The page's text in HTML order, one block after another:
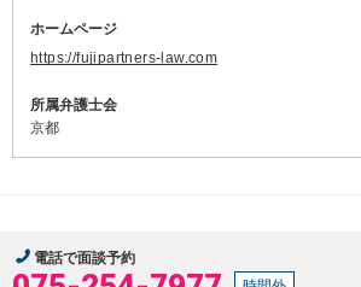
ホームページ
https://fujipartners-law.com
所属弁護士会
京都
電話で面談予約